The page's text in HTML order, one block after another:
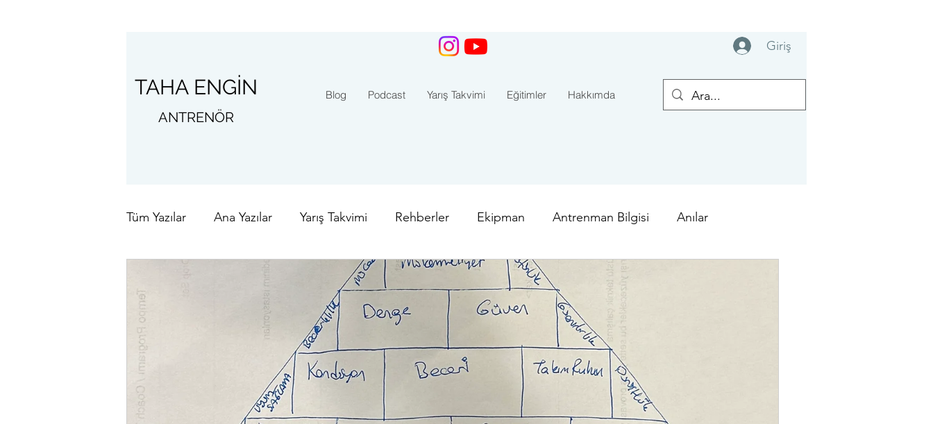
TAHA ENGİN
ANTRENÖR
Blog Podcast Yarış Takvimi Eğitimler Hakkımda
Giriş
Tüm Yazılar Ana Yazılar Yarış Takvimi Rehberler Ekipman Antrenman Bilgisi Anılar
İstanbul Boğaz Yarışı Aquamasters Kaş - Meis Yarışı
Araştırma